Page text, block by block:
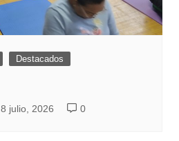
Destacados
8 julio, 2026 0